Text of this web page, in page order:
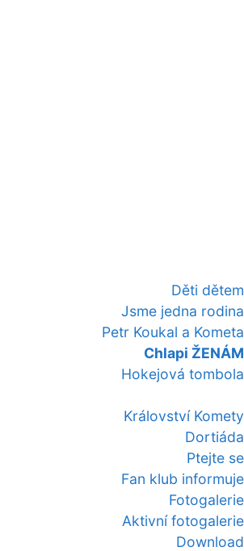
Děti dětem
Jsme jedna rodina
Petr Koukal a Kometa
Chlapi ŽENÁM
Hokejová tombola
Království Komety
Dortiáda
Ptejte se
Fan klub informuje
Fotogalerie
Aktivní fotogalerie
Download